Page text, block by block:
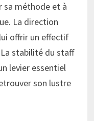
sa méthode et à
La direction
offrir un effectif
stabilité du staff
levier essentiel
son lustre